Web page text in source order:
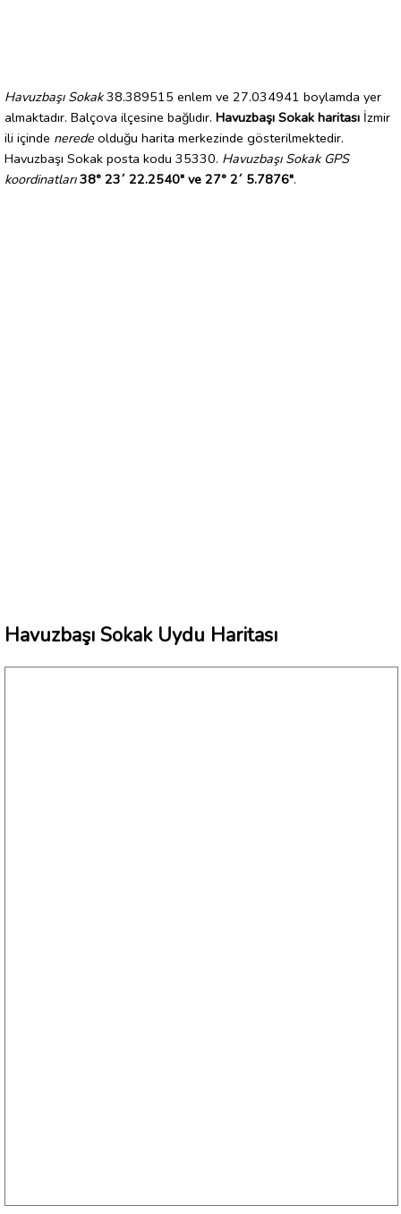
Havuzbaşı Sokak38.389515 enlem ve 27.034941 boylamda yer
almaktadır. Balçova ilçesine bağlıdır. Havuzbaşı Sokak haritası İzmir
ili içinde nerede olduğu harita merkezinde gösterilmektedir.
Havuzbaşı Sokak posta kodu 35330. Havuzbaşı Sokak GPS
koordinatları 38° 23´ 22.2540" ve 27° 2´ 5.7876".
Havuzbaşı Sokak Uydu Haritası